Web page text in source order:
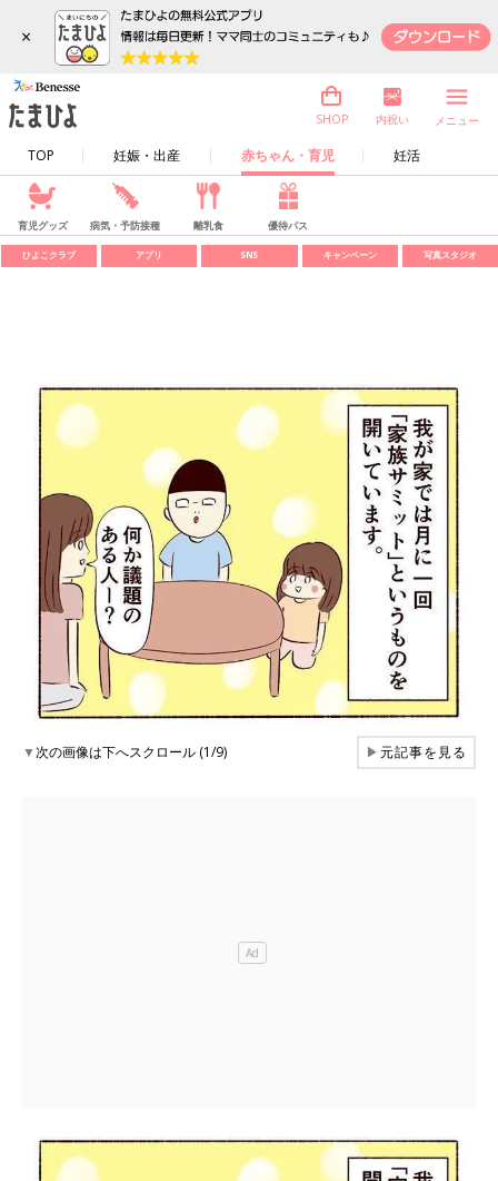
×
TOP 妊娠・出産 赤ちゃん・育児 妊活
SHOP 内祝い メニュー
育児グッズ 病気・予防接種 離乳食 優待パス
ひよこクラブ アプリ SNS キャンペーン 写真スタジオ
▼次の画像は下へスクロール (1/9) ▶元記事を見る